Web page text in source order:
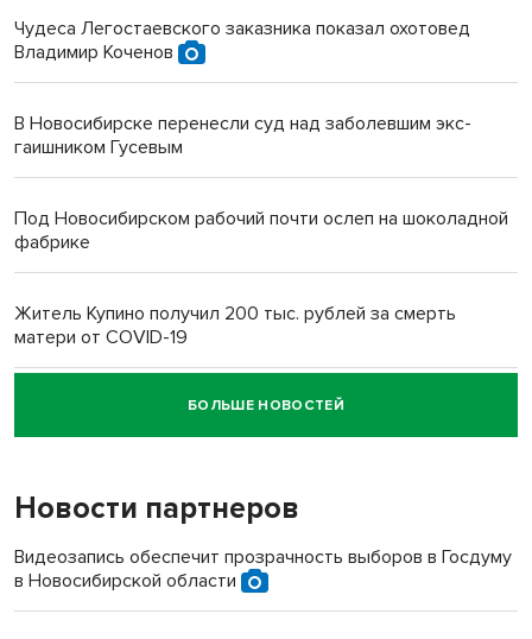
Чудеса Легостаевского заказника показал охотовед
Владимир Коченов
В Новосибирске перенесли суд над заболевшим экс-
гаишником Гусевым
Под Новосибирском рабочий почти ослеп на шоколадной
фабрике
Житель Купино получил 200 тыс. рублей за смерть
матери от COVID-19
Новосибирский суд наказал водителя за смерть
пенсионерки на вокзале
«Мы живём на пастбище!»: в новосибирском селе лошади
терроризируют жителей
Инвалид получил условный срок за избиение врачей
БОЛЬШЕ НОВОСТЕЙ
Новости партнеров
Видеозапись обеспечит прозрачность выборов в Госдуму
в Новосибирской области